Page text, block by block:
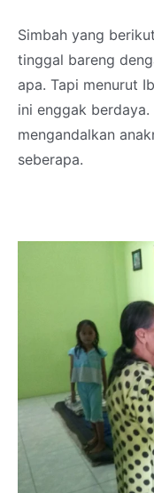
Simbah yang
tinggal bareng
apa. Tapi menurut
ini enggak
mengandalkan
seberapa.